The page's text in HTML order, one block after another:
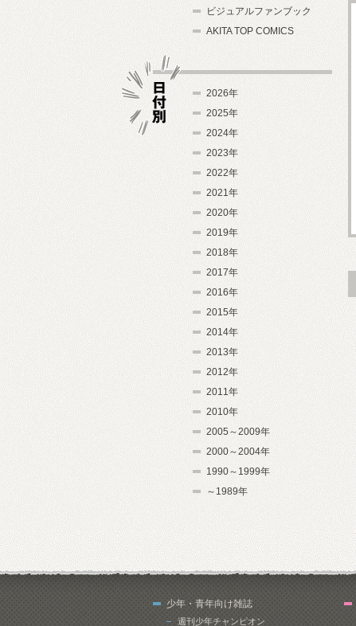
ビジュアルファンブック
AKITA TOP COMICS
2026年
2025年
2024年
2023年
2022年
2021年
2020年
2019年
2018年
2017年
2016年
2015年
2014年
2013年
2012年
2011年
2010年
2005～2009年
2000～2004年
1990～1999年
～1989年
少年・青年向け雑誌
週刊少年チャンピオン